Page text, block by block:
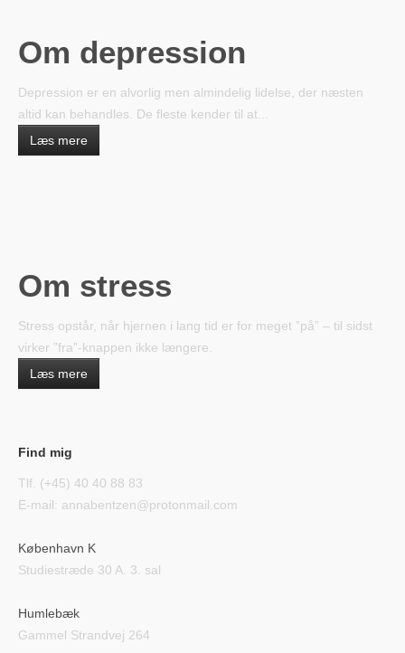
Om depression
Depression er en alvorlig men almindelig lidelse, der næsten
altid kan behandles. De fleste kender til at...
Læs mere
Om stress
Stress opstår, når hjernen i lang tid er for meget ”på” – til sidst
virker ”fra”-knappen ikke længere.
Læs mere
Find mig
Tlf. (+45) 40 40 88 83
E-mail: annabentzen@protonmail.com
København K
Studiestræde 30 A. 3. sal
Humlebæk
Gammel Strandvej 264